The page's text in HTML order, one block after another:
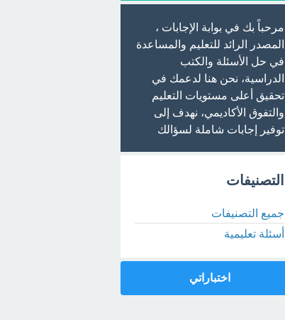
مرحباً بك في بوابة الإجابات ،
المصدر الرائد للتعليم والمساعدة
في حل الأسئلة والكتب
الدراسية، نحن هنا لدعمك في
تحقيق أعلى مستويات التعليم
والتفوق الأكاديمي، نهدف إلى
توفير إجابات شاملة لسؤالك
التصنيفات
جميع التصنيفات
أسئلة تعليمية
اختباراتي